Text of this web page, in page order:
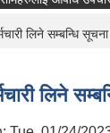
लिने सम्बन्धि सूचना
लिने